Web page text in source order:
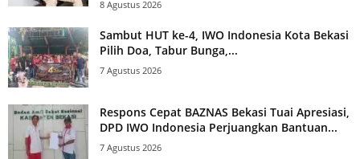
8 Agustus 2026
Sambut HUT ke-4, IWO Indonesia Kota Bekasi
Pilih Doa, Tabur Bunga,...
7 Agustus 2026
Respons Cepat BAZNAS Bekasi Tuai Apresiasi,
DPD IWO Indonesia Perjuangkan Bantuan...
7 Agustus 2026